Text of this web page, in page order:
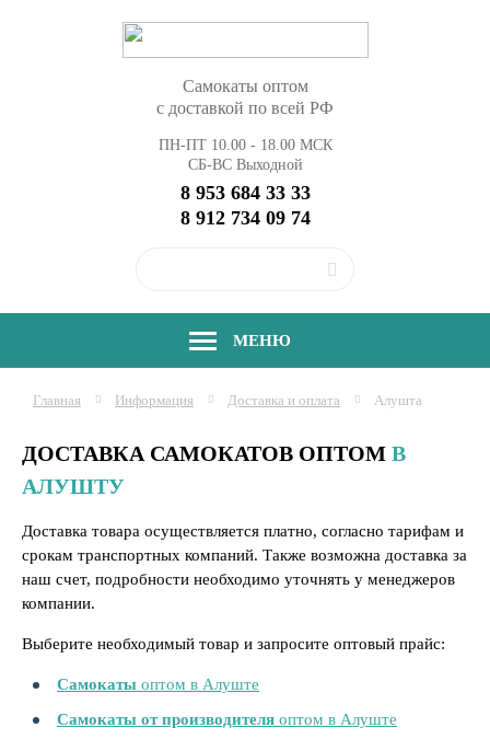
Самокаты оптом
с доставкой по всей РФ
ПН-ПТ 10.00 - 18.00 МСК
СБ-ВС Выходной
8 953 684 33 33
8 912 734 09 74
МЕНЮ
Главная Информация Доставка и оплата Алушта
ДОСТАВКА САМОКАТОВ ОПТОМ В
АЛУШТУ
Доставка товара осуществляется платно, согласно тарифам и
срокам транспортных компаний. Также возможна доставка за
наш счет, подробности необходимо уточнять у менеджеров
компании.
Выберите необходимый товар и запросите оптовый прайс:
Самокаты оптом в Алуште
Самокаты от производителя оптом в Алуште